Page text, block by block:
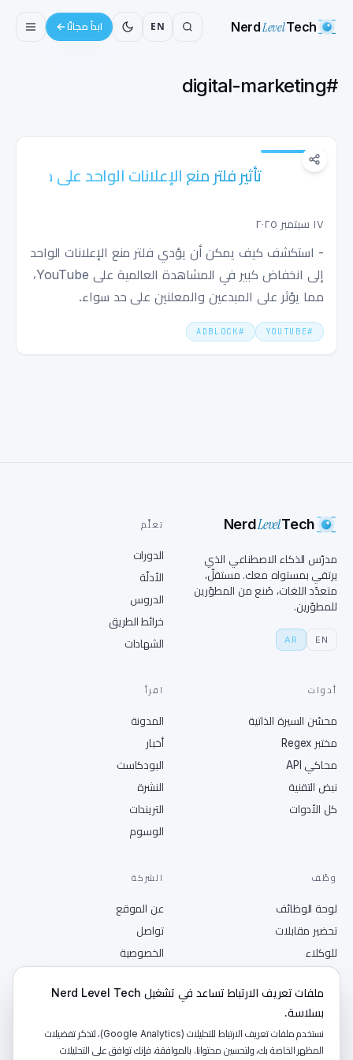
NerdLevelTech
EN ابدأ مجانًا
#
digital-marketing
تأثير فلتر منع الإعلانات الواحد على مشاهدات
١٧ سبتمبر ٢٠٢٥
- استكشف كيف يمكن أن يؤدي فلتر منع الإعلانات الواحد
إلى انخفاض كبير في المشاهدة العالمية على YouTube،
مما يؤثر على المبدعين والمعلنين على حد سواء.
#
YOUTUBE
#
ADBLOCK
NerdLevelTech
مدرّس الذكاء الاصطناعي الذي
يرتقي بمستواه معك. مستقلّ،
متعدّد اللغات، صُنع من المطوّرين
للمطوّرين.
EN
AR
تعلَّم
الدورات
الأدلّة
الدروس
خرائط الطريق
الشهادات
أدوات
محسّن السيرة الذاتية
مختبر Regex
محاكي API
نبض التقنية
كل الأدوات
اقرأ
المدونة
أخبار
البودكاست
النشرة
التريندات
الوسوم
وظّف
لوحة الوظائف
تحضير مقابلات
للوكلاء
انشر وظيفة
الشركة
عن الموقع
تواصل
الخصوصية
RSS ملفات تعريف الارتباط تساعد في تشغيل Nerd Level Tech
بسلاسة.
نستخدم ملفات تعريف الارتباط للتحليلات (Google Analytics)، لتذكر تفضيلات
المظهر الخاصة بك، ولتحسين محتوانا. بالموافقة، فإنك توافق على التحليلات